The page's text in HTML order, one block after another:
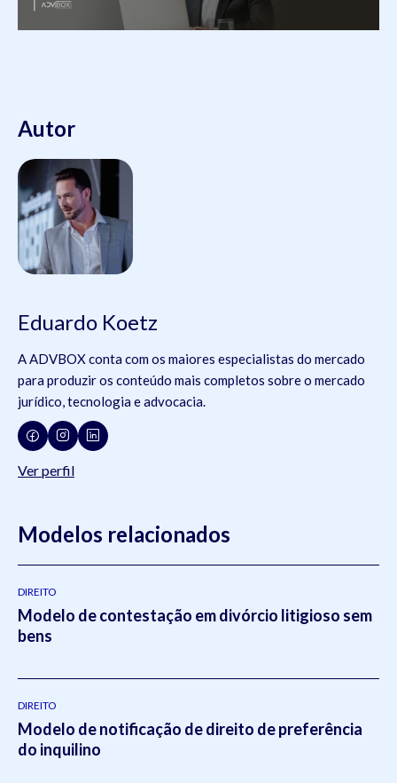
Autor
Eduardo Koetz
A ADVBOX conta com os maiores especialistas do mercado
para produzir os conteúdo mais completos sobre o mercado
jurídico, tecnologia e advocacia.
Ver perfil
Modelos relacionados
DIREITO
Modelo de contestação em divórcio litigioso sem
bens
DIREITO
Modelo de notificação de direito de preferência
do inquilino